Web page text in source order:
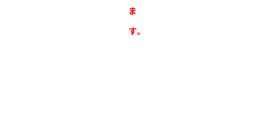
ま
す。